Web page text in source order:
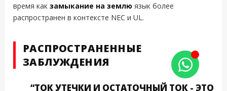
время как замыкание на землю язык более
распространен в контексте NEC и UL.
РАСПРОСТРАНЕННЫЕ
ЗАБЛУЖДЕНИЯ
“ТОК УТЕЧКИ И ОСТАТОЧНЫЙ ТОК - ЭТО